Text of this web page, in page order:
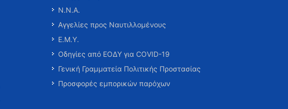
Ν.Ν.Α.
Αγγελίες προς Ναυτιλλομένους
Ε.Μ.Υ.
Οδηγίες από ΕΟΔΥ για COVID-19
Γενική Γραμματεία Πολιτικής Προστασίας
Προσφορές εμπορικών παρόχων